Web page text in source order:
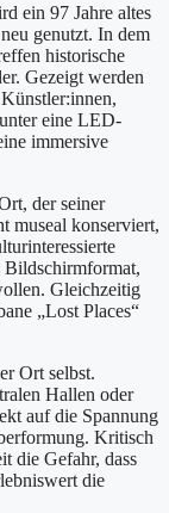
ein 97 Jahre altes
genutzt. In dem
historische
Gezeigt werden
eine LED-
immersive
der seiner
museal konserviert,
Bildschirmformat,
Gleichzeitig
„Lost Places“
Ort selbst.
Hallen oder
auf die Spannung
Kritisch
die Gefahr, dass
die